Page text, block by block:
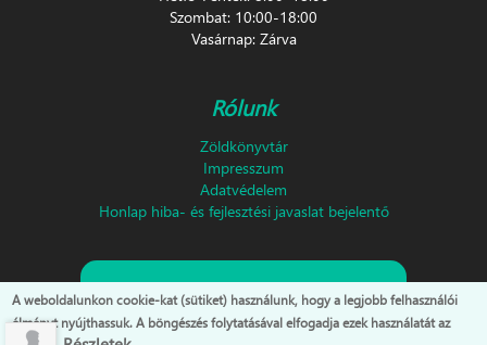
Szombat: 10:00-18:00
Vasárnap: Zárva
Rólunk
Zöldkönyvtár
Impresszum
Adatvédelem
Honlap hiba- és fejlesztési javaslat bejelentő
Feliratkozás hírlevélre!
A weboldalunkon cookie-kat (sütiket) használunk, hogy a legjobb felhasználói
élményt nyújthassuk. A böngészés folytatásával elfogadja ezek használatát az